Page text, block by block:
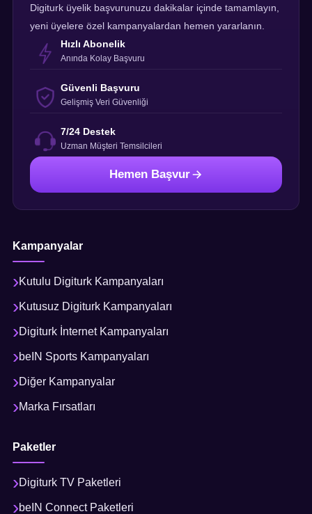
Digiturk üyelik başvurunuzu dakikalar içinde tamamlayın,
yeni üyelere özel kampanyalardan hemen yararlanın.
Hızlı Abonelik
Anında Kolay Başvuru
Güvenli Başvuru
Gelişmiş Veri Güvenliği
7/24 Destek
Uzman Müşteri Temsilcileri
Hemen Başvur
Kampanyalar
Kutulu Digiturk Kampanyaları
Kutusuz Digiturk Kampanyaları
Digiturk İnternet Kampanyaları
beIN Sports Kampanyaları
Diğer Kampanyalar
Marka Fırsatları
Paketler
Digiturk TV Paketleri
beIN Connect Paketleri